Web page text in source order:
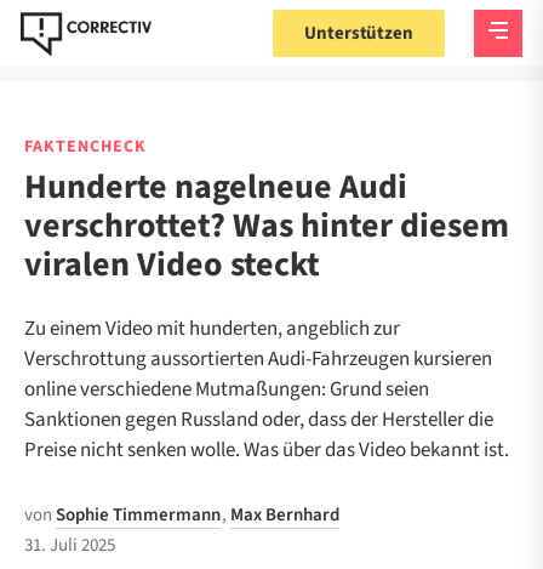
Unterstützen
FAKTENCHECK
Hunderte nagelneue Audi
verschrottet? Was hinter diesem
viralen Video steckt
Zu einem Video mit hunderten, angeblich zur
Verschrottung aussortierten Audi-Fahrzeugen kursieren
online verschiedene Mutmaßungen: Grund seien
Sanktionen gegen Russland oder, dass der Hersteller die
Preise nicht senken wolle. Was über das Video bekannt ist.
vonSophie Timmermann, Max Bernhard
31. Juli 2025